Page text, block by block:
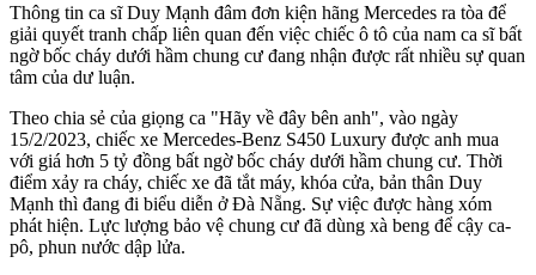
Thông tin ca sĩ Duy Mạnh đâm đơn kiện hãng Mercedes ra tòa để
giải quyết tranh chấp liên quan đến việc chiếc ô tô của nam ca sĩ bất
ngờ bốc cháy dưới hầm chung cư đang nhận được rất nhiều sự quan
tâm của dư luận.
Theo chia sẻ của giọng ca "Hãy về đây bên anh", vào ngày
15/2/2023, chiếc xe Mercedes-Benz S450 Luxury được anh mua
với giá hơn 5 tỷ đồng bất ngờ bốc cháy dưới hầm chung cư. Thời
điểm xảy ra cháy, chiếc xe đã tắt máy, khóa cửa, bản thân Duy
Mạnh thì đang đi biểu diễn ở Đà Nẵng. Sự việc được hàng xóm
phát hiện. Lực lượng bảo vệ chung cư đã dùng xà beng để cậy ca-
pô, phun nước dập lửa.